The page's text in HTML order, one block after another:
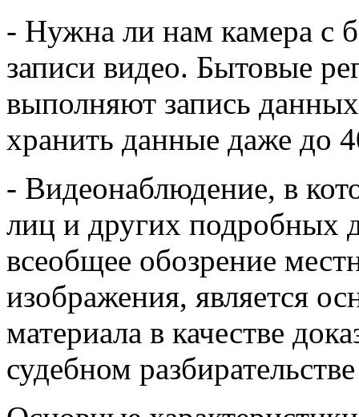
- Нужна ли нам камера с
записи видео. Бытовые
выполняют запись
хранить данные даже до
- Видеонаблюдение, в
лиц и других подробных
всеобщее обозрение
изображения, является
материала в качестве
судебном